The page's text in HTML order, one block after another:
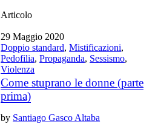
Articolo
29 Maggio 2020
Doppio standard,Mistificazioni,
Pedofilia,Propaganda, Sessismo,
Violenza
Come stuprano le donne (parte
prima)
by Santiago Gasco Altaba